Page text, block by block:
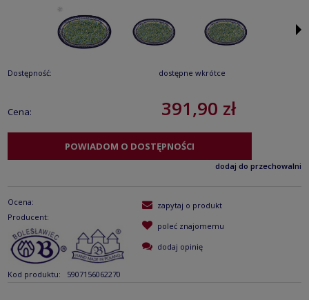
Dostępność: dostępne wkrótce
Cena: 391,90 zł
POWIADOM O DOSTĘPNOŚCI
dodaj do przechowalni
Ocena:
Producent:
Kod produktu: 5907156062270
zapytaj o produkt
poleć znajomemu
dodaj opinię